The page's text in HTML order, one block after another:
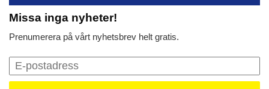
Missa inga nyheter!
Prenumerera på vårt nyhetsbrev helt gratis.